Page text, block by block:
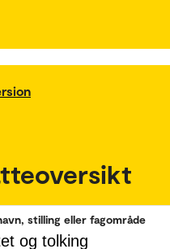
stilling eller fagområde